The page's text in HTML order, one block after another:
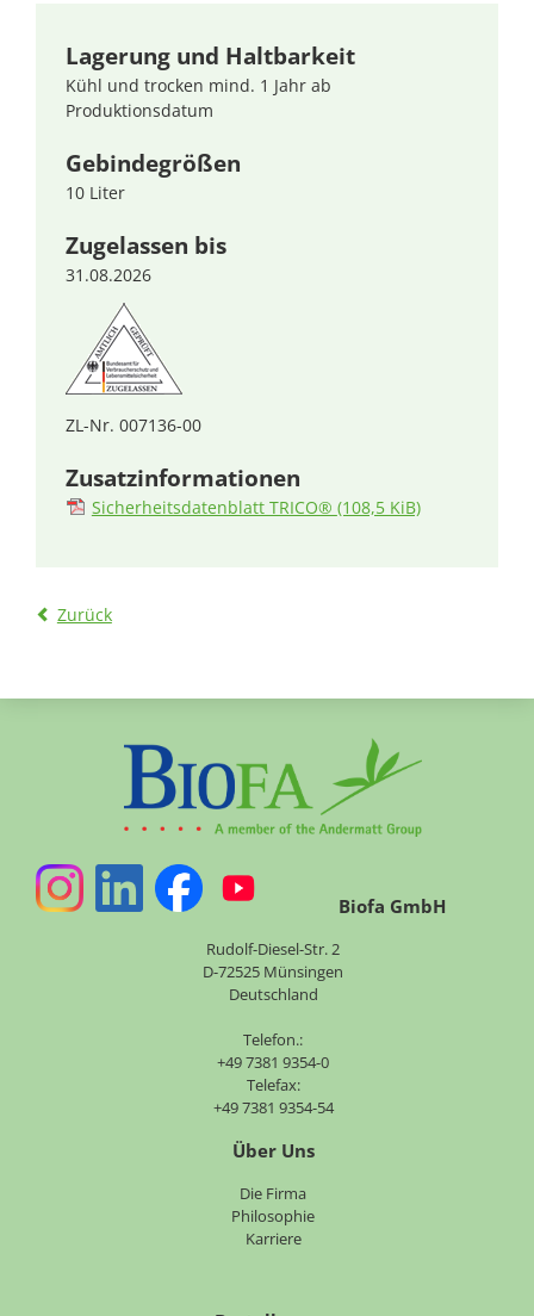
Lagerung und Haltbarkeit
Kühl und trocken mind. 1 Jahr ab
Produktionsdatum
Gebindegrößen
10 Liter
Zugelassen bis
31.08.2026
ZL-Nr. 007136-00
Zusatzinformationen
Sicherheitsdatenblatt TRICO® (108,5 KiB)
Zurück
Biofa GmbH
Rudolf-Diesel-Str. 2
D-72525 Münsingen
Deutschland
Telefon.:
+49 7381 9354-0
Telefax:
+49 7381 9354-54
Über Uns
Die Firma
Philosophie
Karriere